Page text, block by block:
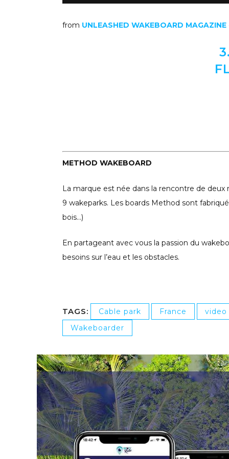
from UNLEASHED WAKEBOARD MAGAZINE
METHOD WAKEBOARD
La marque est née dans la rencontre de
9 wakeparks. Les boards Method sont
bois…)
En partageant avec vous la passion du
besoins sur l’eau et les obstacles.
TAGS: Cable park France
video
Wakeboarder